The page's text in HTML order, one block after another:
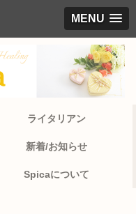
MENU
ライタリアン
新着/お知らせ
Spicaについて